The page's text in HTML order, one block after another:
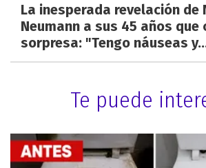
La inesperada revelación de
Neumann a sus 45 años que
sorpresa: "Tengo náuseas
Te puede